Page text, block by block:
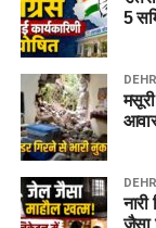
5
जैसा